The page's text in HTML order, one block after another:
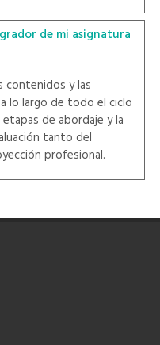
de mi asignatura
contenidos y las
lo largo de todo el ciclo
de abordaje y la
tanto del
profesional.